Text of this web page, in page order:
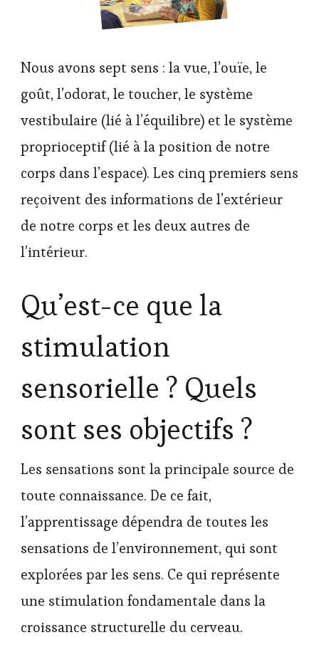
Nous avons sept sens : la vue, l’ouïe, le
goût, l’odorat, le toucher, le système
vestibulaire (lié à l’équilibre) et le système
proprioceptif (lié à la position de notre
corps dans l’espace). Les cinq premiers sens
reçoivent des informations de l’extérieur
de notre corps et les deux autres de
l’intérieur.
Qu’est-ce que la
stimulation
sensorielle ? Quels
sont ses objectifs ?
Les sensations sont la principale source de
toute connaissance. De ce fait,
l’apprentissage dépendra de toutes les
sensations de l’environnement, qui sont
explorées par les sens. Ce qui représente
une stimulation fondamentale dans la
croissance structurelle du cerveau.